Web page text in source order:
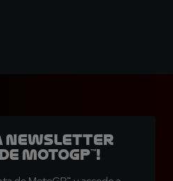
Newsletter
MotoGP™!